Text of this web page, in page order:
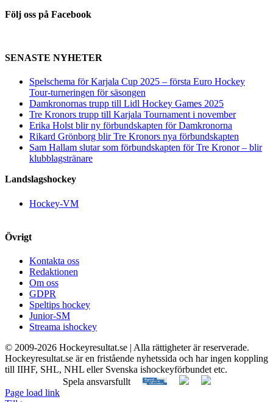
Följ oss på Facebook
SENASTE NYHETER
Spelschema för Karjala Cup 2025 – första Euro Hockey
Tour-turneringen för säsongen
Damkronornas trupp till Lidl Hockey Games 2025
Tre Kronors trupp till Karjala Tournament i november
Erika Holst blir ny förbundskapten för Damkronorna
Rikard Grönborg blir Tre Kronors nya förbundskapten
Sam Hallam slutar som förbundskapten för Tre Kronor – blir
klubblagstränare
Landslagshockey
Hockey-VM
Övrigt
Kontakta oss
Redaktionen
Om oss
GDPR
Speltips hockey
Junior-SM
Streama ishockey
© 2009-2026 Hockeyresultat.se | Alla rättigheter är reserverade.
Hockeyresultat.se är en fristående nyhetssida och har ingen koppling
till IIHF, SHL, NHL eller Svenska ishockeyförbundet etc.
Spela ansvarsfullt
Page load link